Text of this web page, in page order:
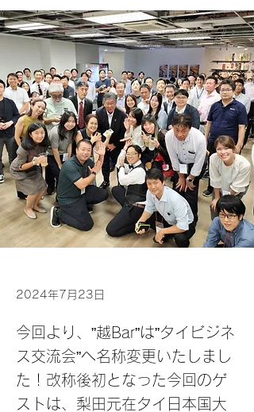
2024年7月23日
今回より、”越Bar”は”タイビジネ
ス交流会”へ名称変更いたしまし
た！改称後初となった今回のゲ
ストは、梨田元在タイ日本国大